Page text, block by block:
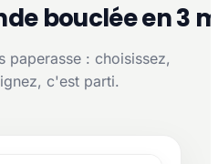
bouclée en 3
paperasse : choisissez,
c'est parti.